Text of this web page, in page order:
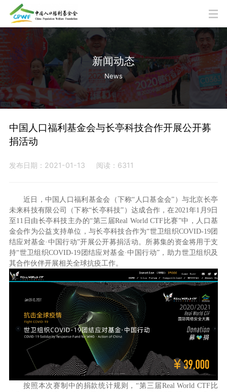
新闻动态
News
中国人口福利基金会与长亭科技合作开展公开募
捐活动
发布日期：2021-01-13 阅读：6311
近日，中国人口福利基金会（下称“人口基金会”）与北京长亭
未来科技有限公司（下称“长亭科技”）达成合作，在2021年1月9日
至11日由长亭科技主办的“第三届Real World CTF比赛”中，人口基
金会作为公益支持单位，与长亭科技合作为“世卫组织COVID-19团
结应对基金·中国行动”开展公开募捐活动。所募集的资金将用于支
持“世卫组织COVID-19团结应对基金·中国行动”，助力世卫组织及
其合作伙伴开展相关全球抗疫工作。
按照本次赛制中的捐款统计规则，“第三届Real World CTF 比